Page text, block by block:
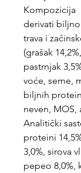
Kompozicija
derivati
trava i
(grašak
pastrnjak
voće, seme,
biljnih
neven, MOS,
Analitički
proteini
3,0%, sirova
pepeo 8,0%,